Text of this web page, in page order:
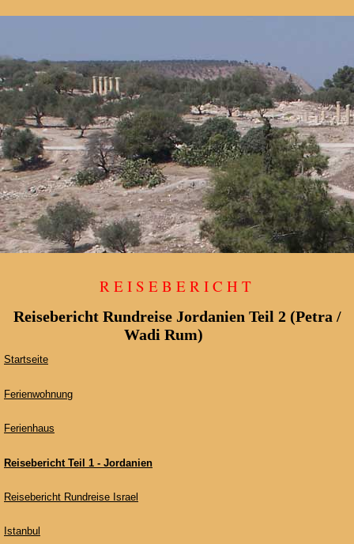
REISEBERICHT
Reisebericht Rundreise Jordanien Teil 2 (Petra /
Wadi Rum)
Startseite
Ferienwohnung
Ferienhaus
Reisebericht Teil 1 - Jordanien
Reisebericht Rundreise Israel
Istanbul